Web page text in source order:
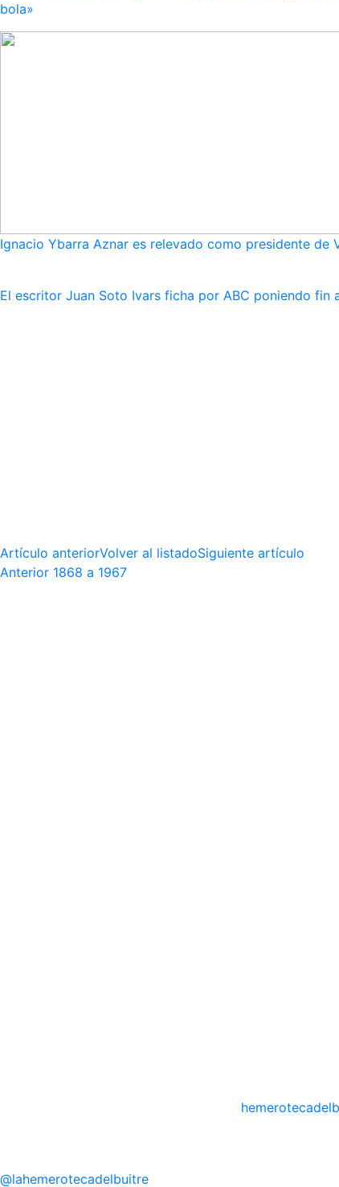
bola»
Ignacio Ybarra Aznar es relevado como presidente de
El escritor Juan Soto Ivars ficha por ABC poniendo fin
Artículo anteriorVolver al listadoSiguiente artículo
Anterior 1868 a 1967
@lahemerotecadelbuitre